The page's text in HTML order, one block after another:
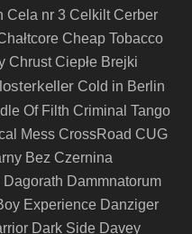
Cela nr 3 Celkilt Cerber
Cheap Tobacco
Chrust Ciepłe Brejki
Cold in Berlin
Of Filth Criminal Tango
Mess CrossRoad CUG
Bez Czernina
Dagorath Dammnatorum
Experience Danziger
Dark Side Davey